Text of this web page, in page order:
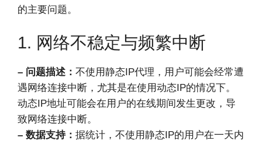
的主要问题。
1. 网络不稳定与频繁中断
– 问题描述： 不使用静态IP代理，用户可能会经常遭
遇网络连接中断，尤其是在使用动态IP的情况下。
动态IP地址可能会在用户的在线期间发生更改，导
致网络连接中断。
– 数据支持： 据统计，不使用静态IP的用户在一天内